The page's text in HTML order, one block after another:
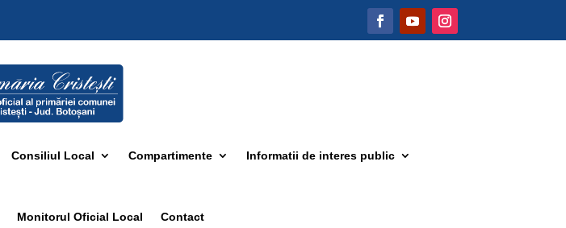
Consiliul Local Compartimente Informatii de interes public
Monitorul Oficial Local Contact